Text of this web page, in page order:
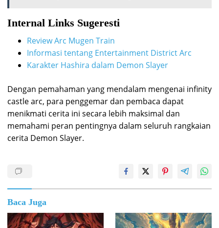
Internal Links Sugeresti
Review Arc Mugen Train
Informasi tentang Entertainment District Arc
Karakter Hashira dalam Demon Slayer
Dengan pemahaman yang mendalam mengenai infinity
castle arc, para penggemar dan pembaca dapat
menikmati cerita ini secara lebih maksimal dan
memahami peran pentingnya dalam seluruh rangkaian
cerita Demon Slayer.
Baca Juga